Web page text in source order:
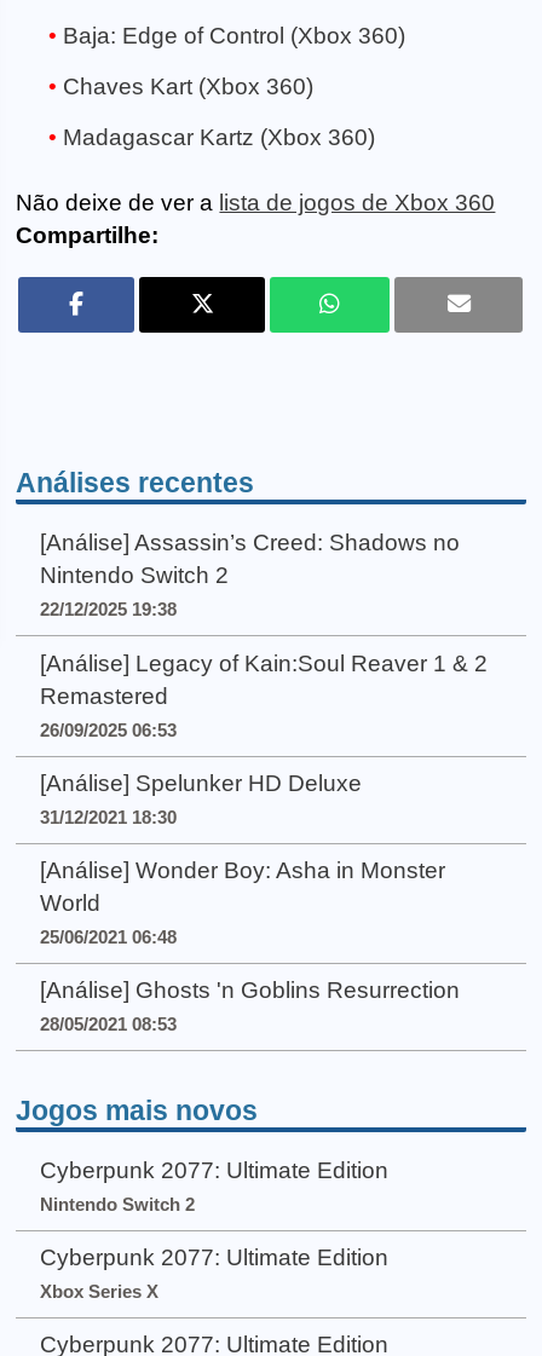
Baja: Edge of Control (Xbox 360)
Chaves Kart (Xbox 360)
Madagascar Kartz (Xbox 360)
Não deixe de ver a lista de jogos de Xbox 360
Compartilhe:
Análises recentes
[Análise] Assassin’s Creed: Shadows no
Nintendo Switch 2
22/12/2025 19:38
[Análise] Legacy of Kain:Soul Reaver 1 & 2
Remastered
26/09/2025 06:53
[Análise] Spelunker HD Deluxe
31/12/2021 18:30
[Análise] Wonder Boy: Asha in Monster
World
25/06/2021 06:48
[Análise] Ghosts 'n Goblins Resurrection
28/05/2021 08:53
Jogos mais novos
Cyberpunk 2077: Ultimate Edition
Nintendo Switch 2
Cyberpunk 2077: Ultimate Edition
Xbox Series X
Cyberpunk 2077: Ultimate Edition